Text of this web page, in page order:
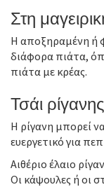
Στη
Η αποξηραμένη ή
διάφορα πιάτα,
πιάτα με κρέας.
Τσάι
Η ρίγανη μπορεί
ευεργετικό για
Αιθέριο έλαιο
Οι κάψουλες ή οι